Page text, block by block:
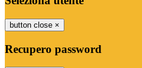
button close ×
Recupero password